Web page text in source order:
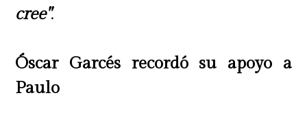
cree".
Óscar Garcés recordó su apoyo a
Paulo